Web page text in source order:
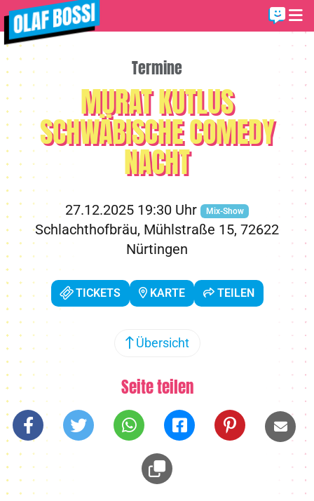
Termine
MURAT KUTLUS
SCHWÄBISCHE COMEDY
NACHT
27.12.2025 19:30 Uhr Mix-Show
Schlachthofbräu, Mühlstraße 15, 72622
Nürtingen
TICKETS KARTE TEILEN
Übersicht
Seite teilen